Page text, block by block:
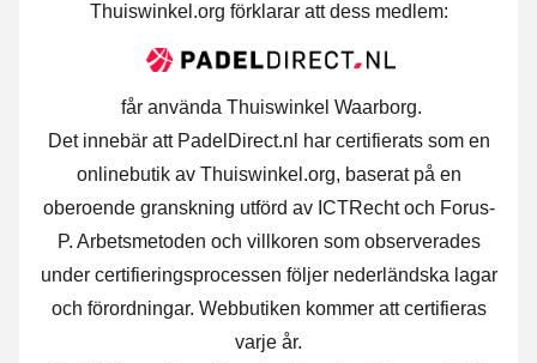
Thuiswinkel.org förklarar att dess medlem:
får använda Thuiswinkel Waarborg.
Det innebär att PadelDirect.nl har certifierats som en
onlinebutik av Thuiswinkel.org, baserat på en
oberoende granskning utförd av ICTRecht och Forus-
P. Arbetsmetoden och villkoren som observerades
under certifieringsprocessen följer nederländska lagar
och förordningar. Webbutiken kommer att certifieras
varje år.